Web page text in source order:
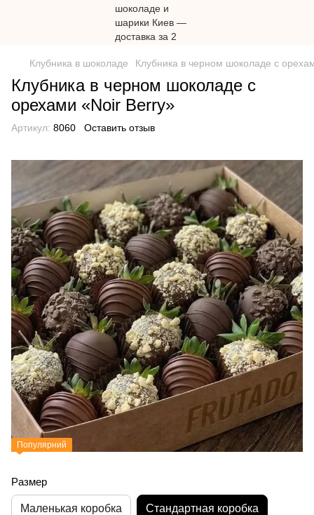
Клубника в шоколаде Клубника в черном шоколаде с
Клубника в черном шоколаде с
орехами «Noir Berry»
Артикул: 8060 Оставить отзыв
Популярний
Размер
Маленькая коробка Стандартная коробка